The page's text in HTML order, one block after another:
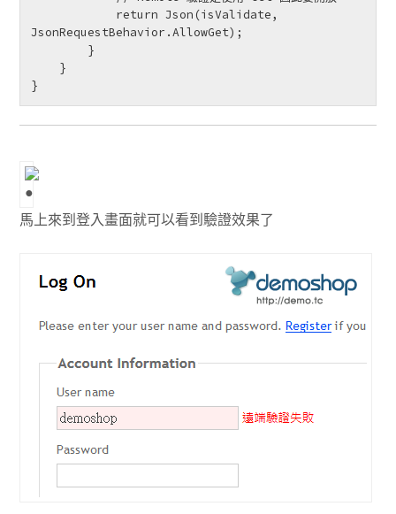
JsonRequestBehavior.AllowGet);
}
馬上來到登入畫面就可以看到驗證效果了